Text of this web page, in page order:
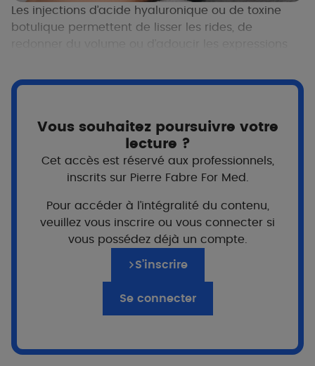
Les injections d’acide hyaluronique ou de toxine
botulique permettent de lisser les rides, de
les irritations et les gonflements, quelques gestes
Gestes simples au quotidien
sensations d’inconfort
Pourquoi?
Des rougeurs, gonflements ou échauffements
sont fréquents après les injections.
Appliquer une eau thermale en pulvérisation ou
en compresses stériles imprégnées pendant 10
une sensation de fraîcheur et de soulagement
Vous souhaitez poursuivre votre
lecture ?
Cet accès est réservé aux professionnels,
inscrits sur Pierre Fabre For Med.
Pour accéder à l’intégralité du contenu,
veuillez vous inscrire ou vous connecter si
vous possédez déjà un compte.
S’inscrire
Se connecter